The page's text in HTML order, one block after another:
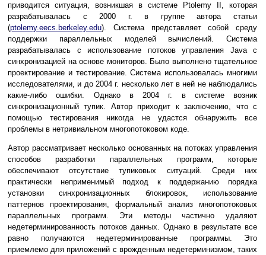
приводится ситуация, возникшая в системе Ptolemy II, которая
разрабатывалась с 2000 г. в группе автора статьи
(ptolemy.eecs.berkeley.edu). Система представляет собой среду
поддержки параллельных моделей вычислений. Система
разрабатывалась с использование потоков управления Java с
синхронизацией на основе мониторов. Было выполнено тщательное
проектирование и тестирование. Система использовалась многими
исследователями, и до 2004 г. несколько лет в ней не наблюдались
какие-либо ошибки. Однако в 2004 г. в системе возник
синхронизационный тупик. Автор приходит к заключению, что с
помощью тестирования никогда не удастся обнаружить все
проблемы в нетривиальном многопотоковом коде.
Автор рассматривает несколько основанных на потоках управления
способов разработки параллельных программ, которые
обеспечивают отсутствие тупиковых ситуаций. Среди них
практически неприменимый подход к поддержанию порядка
установки синхронизационных блокировок, использование
паттернов проектирования, формальный анализ многопотоковых
параллельных программ. Эти методы частично удаляют
недетерминированность потоков данных. Однако в результате все
равно получаются недетерминированные программы. Это
приемлемо для приложений с врожденным недетерминизмом, таких